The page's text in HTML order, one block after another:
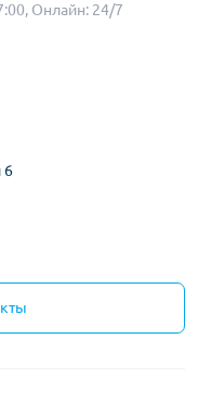
Онлайн: 24/7
6